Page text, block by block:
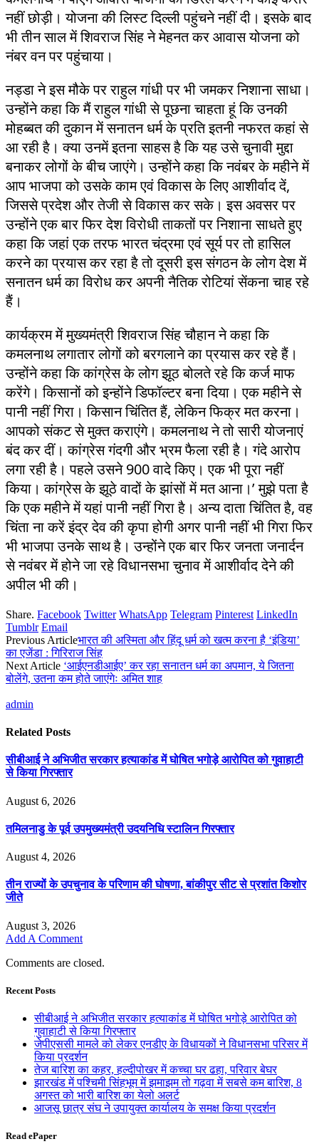
नहीं छोड़ी। योजना की लिस्ट दिल्ली पहुंचने नहीं दी। इसके बाद
भी तीन साल में शिवराज सिंह ने मेहनत कर आवास योजना को
नंबर वन पर पहुंचाया।
नड्डा ने इस मौके पर राहुल गांधी पर भी जमकर निशाना साधा।
उन्होंने कहा कि मैं राहुल गांधी से पूछना चाहता हूं कि उनकी
मोहब्बत की दुकान में सनातन धर्म के प्रति इतनी नफरत कहां से
आ रही है। क्या उनमें इतना साहस है कि यह उसे चुनावी मुद्दा
बनाकर लोगों के बीच जाएंगे। उन्होंने कहा कि नवंबर के महीने में
आप भाजपा को उसके काम एवं विकास के लिए आशीर्वाद दें,
जिससे प्रदेश और तेजी से विकास कर सके। इस अवसर पर
उन्होंने एक बार फिर देश विरोधी ताकतों पर निशाना साधते हुए
कहा कि जहां एक तरफ भारत चंद्रमा एवं सूर्य पर तो हासिल
करने का प्रयास कर रहा है तो दूसरी इस संगठन के लोग देश में
सनातन धर्म का विरोध कर अपनी नैतिक रोटियां सेंकना चाह रहे
हैं।
कार्यक्रम में मुख्यमंत्री शिवराज सिंह चौहान ने कहा कि
कमलनाथ लगातार लोगों को बरगलाने का प्रयास कर रहे हैं।
उन्होंने कहा कि कांग्रेस के लोग झूठ बोलते रहे कि कर्ज माफ
करेंगे। किसानों को इन्होंने डिफॉल्टर बना दिया। एक महीने से
पानी नहीं गिरा। किसान चिंतित हैं, लेकिन फिक्र मत करना।
आपको संकट से मुक्त कराएंगे। कमलनाथ ने तो सारी योजनाएं
बंद कर दीं। कांग्रेस गंदगी और भ्रम फैला रही है। गंदे आरोप
लगा रही है। पहले उसने 900 वादे किए। एक भी पूरा नहीं
किया। कांग्रेस के झूठे वादों के झांसों में मत आना।’ मुझे पता है
कि एक महीने में यहां पानी नहीं गिरा है। अन्य दाता चिंतित है, वह
चिंता ना करें इंद्र देव की कृपा होगी अगर पानी नहीं भी गिरा फिर
भी भाजपा उनके साथ है। उन्होंने एक बार फिर जनता जनार्दन
से नवंबर में होने जा रहे विधानसभा चुनाव में आशीर्वाद देने की
अपील भी की।
Share. Facebook Twitter WhatsApp Telegram Pinterest LinkedIn
Tumblr Email
Previous Articleभारत की अस्मिता और हिंदू धर्म को खत्म करना है ‘इंडिया’
का एजेंडा : गिरिराज सिंह
Next Article ‘आईएनडीआईए’ कर रहा सनातन धर्म का अपमान, ये जितना
बोलेंगे, उतना कम होते जाएंगेः अमित शाह
admin
Related Posts
सीबीआई ने अभिजीत सरकार हत्याकांड में घोषित भगोड़े आरोपित को गुवाहाटी
से किया गिरफ्तार
August 6, 2026
तमिलनाडु के पूर्व उपमुख्यमंत्री उदयनिधि स्टालिन गिरफ्तार
August 4, 2026
तीन राज्यों के उपचुनाव के परिणाम की घोषणा, बांकीपुर सीट से प्रशांत किशोर
जीते
August 3, 2026
Add A Comment
Comments are closed.
Recent Posts
सीबीआई ने अभिजीत सरकार हत्याकांड में घोषित भगोड़े आरोपित को
गुवाहाटी से किया गिरफ्तार
जेपीएससी मामले को लेकर एनडीए के विधायकों ने विधानसभा परिसर में
किया प्रदर्शन
तेज बारिश का कहर, हल्दीपोखर में कच्चा घर ढहा, परिवार बेघर
झारखंड में पश्चिमी सिंहभूम में झमाझम तो गढ़वा में सबसे कम बारिश, 8
अगस्त को भारी बारिश का येलो अलर्ट
आजसू छात्र संघ ने उपायुक्त कार्यालय के समक्ष किया प्रदर्शन
Read ePaper